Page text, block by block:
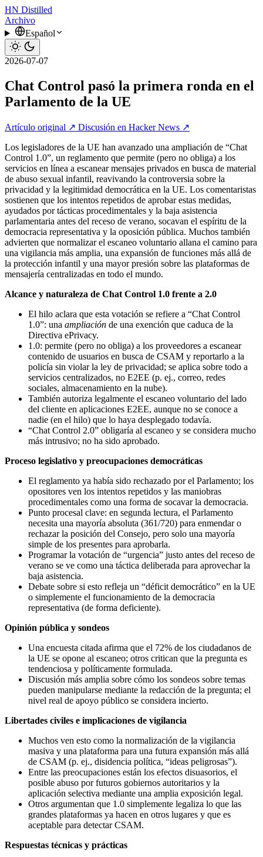
HN Distilled
Archivo
Español
2026-07-07
Chat Control pasó la primera ronda en el
Parlamento de la UE
Artículo original ↗ Discusión en Hacker News ↗
Los legisladores de la UE han avanzado una ampliación de “Chat
Control 1.0”, un reglamento que permite (pero no obliga) a los
servicios en línea a escanear mensajes privados en busca de material
de abuso sexual infantil, reavivando la controversia sobre la
privacidad y la legitimidad democrática en la UE. Los comentaristas
sostienen que los intentos repetidos de aprobar estas medidas,
ayudados por tácticas procedimentales y la baja asistencia
parlamentaria antes del receso de verano, socavan el espíritu de la
democracia representativa y la oposición pública. Muchos también
advierten que normalizar el escaneo voluntario allana el camino para
una vigilancia más amplia, una expansión de funciones más allá de
la protección infantil y una mayor presión sobre las plataformas de
mensajería centralizadas en todo el mundo.
Alcance y naturaleza de Chat Control 1.0 frente a 2.0
El hilo aclara que esta votación se refiere a “Chat Control
1.0”: una ampliación de una exención que caduca de la
Directiva ePrivacy.
1.0: permite (pero no obliga) a los proveedores a escanear
contenido de usuarios en busca de CSAM y reportarlo a la
policía sin violar la ley de privacidad; se aplica sobre todo a
servicios centralizados, no E2EE (p. ej., correo, redes
sociales, almacenamiento en la nube).
También autoriza legalmente el escaneo voluntario del lado
del cliente en aplicaciones E2EE, aunque no se conoce a
nadie (en el hilo) que lo haya desplegado todavía.
“Chat Control 2.0” obligaría al escaneo y se considera mucho
más intrusivo; no ha sido aprobado.
Proceso legislativo y preocupaciones democráticas
El reglamento ya había sido rechazado por el Parlamento; los
opositores ven los intentos repetidos y las maniobras
procedimentales como una forma de socavar la democracia.
Punto procesal clave: en segunda lectura, el Parlamento
necesita una mayoría absoluta (361/720) para enmendar o
rechazar la posición del Consejo, pero solo una mayoría
simple de los presentes para aprobarla.
Programar la votación de “urgencia” justo antes del receso de
verano se ve como una táctica deliberada para aprovechar la
baja asistencia.
Debate sobre si esto refleja un “déficit democrático” en la UE
o simplemente el funcionamiento de la democracia
representativa (de forma deficiente).
Opinión pública y sondeos
Una encuesta citada afirma que el 72% de los ciudadanos de
la UE se opone al escaneo; otros critican que la pregunta es
tendenciosa y políticamente formulada.
Discusión más amplia sobre cómo los sondeos sobre temas
pueden manipularse mediante la redacción de la pregunta; el
nivel real de apoyo público se considera incierto.
Libertades civiles e implicaciones de vigilancia
Muchos ven esto como la normalización de la vigilancia
masiva y una plataforma para una futura expansión más allá
de CSAM (p. ej., disidencia política, “ideas peligrosas”).
Entre las preocupaciones están los efectos disuasorios, el
posible abuso por futuros gobiernos autoritarios y la
aplicación selectiva mediante una amplia exposición legal.
Otros argumentan que 1.0 simplemente legaliza lo que las
grandes plataformas ya hacen en otros lugares y que es
aceptable para detectar CSAM.
Respuestas técnicas y prácticas